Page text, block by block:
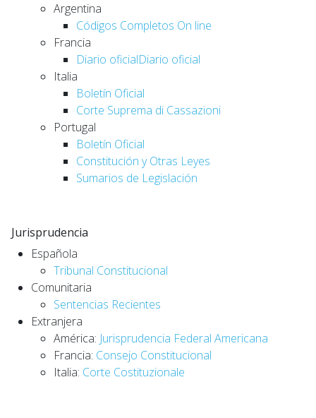
Argentina
Códigos Completos On line
Francia
Diario oficialDiario oficial
Italia
Boletín Oficial
Corte Suprema di Cassazioni
Portugal
Boletín Oficial
Constitución y Otras Leyes
Sumarios de Legislación
Jurisprudencia
Española
Tribunal Constitucional
Comunitaria
Sentencias Recientes
Extranjera
América: Jurisprudencia Federal Americana
Francia: Consejo Constitucional
Italia: Corte Costituzionale